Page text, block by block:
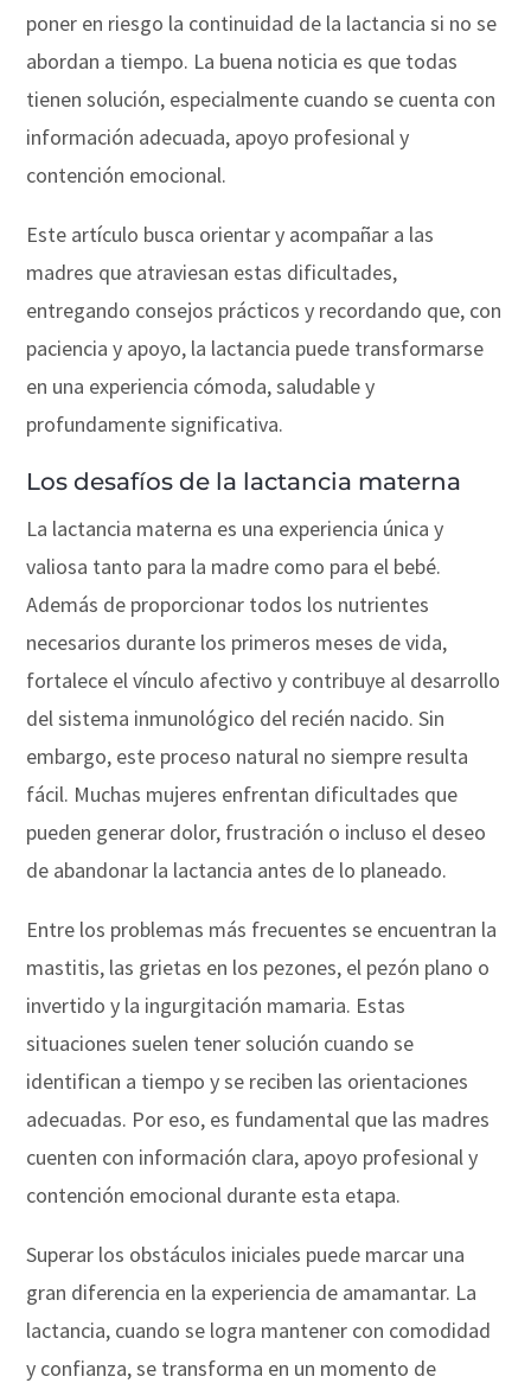
poner en riesgo la continuidad de la lactancia si no se
abordan a tiempo. La buena noticia es que todas
tienen solución, especialmente cuando se cuenta con
información adecuada, apoyo profesional y
contención emocional.
Este artículo busca orientar y acompañar a las
madres que atraviesan estas dificultades,
entregando consejos prácticos y recordando que, con
paciencia y apoyo, la lactancia puede transformarse
en una experiencia cómoda, saludable y
profundamente significativa.
Los desafíos de la lactancia materna
La lactancia materna es una experiencia única y
valiosa tanto para la madre como para el bebé.
Además de proporcionar todos los nutrientes
necesarios durante los primeros meses de vida,
fortalece el vínculo afectivo y contribuye al desarrollo
del sistema inmunológico del recién nacido. Sin
embargo, este proceso natural no siempre resulta
fácil. Muchas mujeres enfrentan dificultades que
pueden generar dolor, frustración o incluso el deseo
de abandonar la lactancia antes de lo planeado.
Entre los problemas más frecuentes se encuentran la
mastitis, las grietas en los pezones, el pezón plano o
invertido y la ingurgitación mamaria. Estas
situaciones suelen tener solución cuando se
identifican a tiempo y se reciben las orientaciones
adecuadas. Por eso, es fundamental que las madres
cuenten con información clara, apoyo profesional y
contención emocional durante esta etapa.
Superar los obstáculos iniciales puede marcar una
gran diferencia en la experiencia de amamantar. La
lactancia, cuando se logra mantener con comodidad
y confianza, se transforma en un momento de